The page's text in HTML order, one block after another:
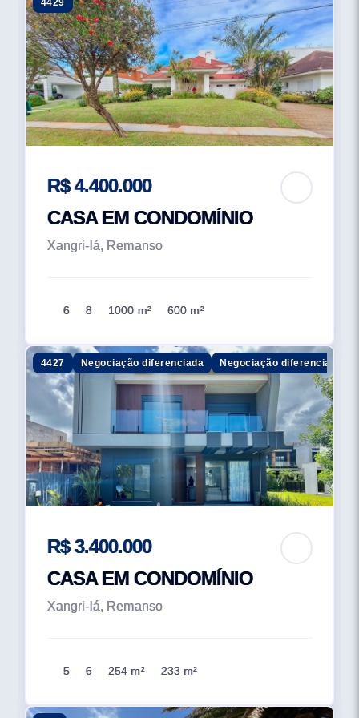
QUADRA DE PADEL QUADRA DE TÊNIS
QUADRA DE TÊNIS DE SAIBRO QUADRA POLIESPORTIVA
QUIOSQUE SALÃO DE FESTAS SAUNA VESTIÁRIO
4429
R$ 4.400.000
CASA EM CONDOMÍNIO
Xangri-lá, Remanso
6 8 1000 m² 600 m²
4427 Negociação diferenciada Negociação diferenciada
R$ 3.400.000
CASA EM CONDOMÍNIO
Xangri-lá, Remanso
5 6 254 m² 233 m²